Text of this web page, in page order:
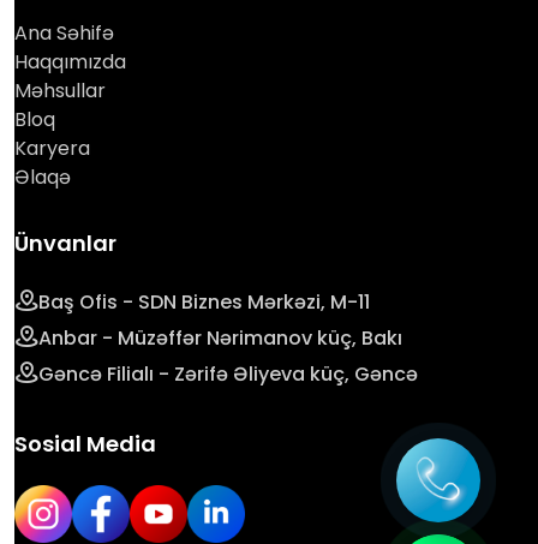
Ana Səhifə
Haqqımızda
Məhsullar
Bloq
Karyera
Əlaqə
Ünvanlar
Baş Ofis - SDN Biznes Mərkəzi, M-11
Anbar - Müzəffər Nərimanov küç, Bakı
Gəncə Filialı - Zərifə Əliyeva küç, Gəncə
Sosial Media